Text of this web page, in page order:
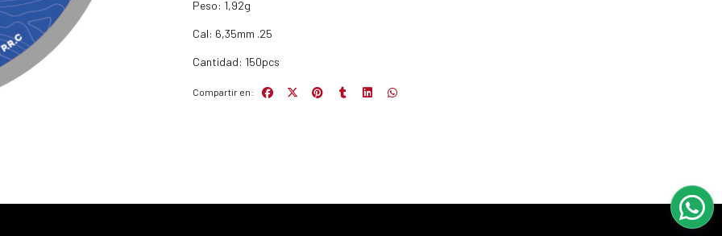
Peso: 1,92g
Cal: 6,35mm .25
Cantidad: 150pcs
Compartir en: